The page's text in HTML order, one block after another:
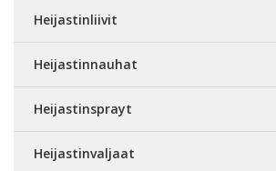
Heijastinliivit
Heijastinnauhat
Heijastinsprayt
Heijastinvaljaat